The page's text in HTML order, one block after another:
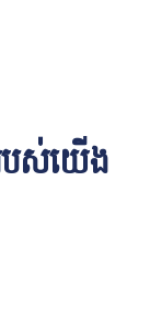
បស់យើង